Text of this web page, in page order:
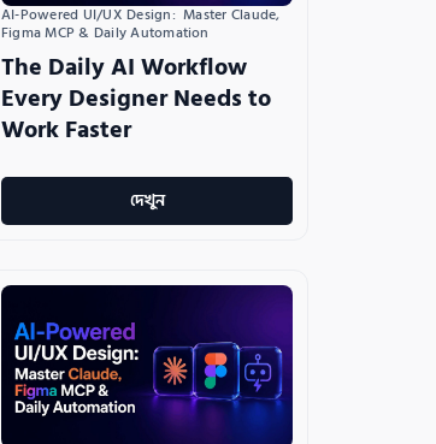
AI-Powered UI/UX Design:  Master Claude,
Figma MCP & Daily Automation
The Daily AI Workflow
Every Designer Needs to
Work Faster
দেখুন